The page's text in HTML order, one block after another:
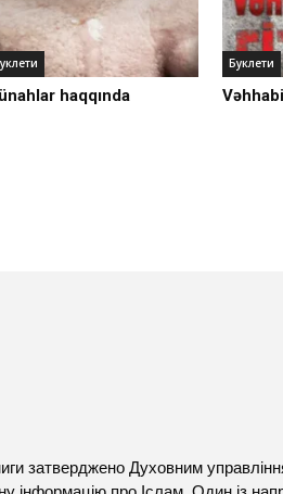
haqqında
Буклети
затверджено Духовним